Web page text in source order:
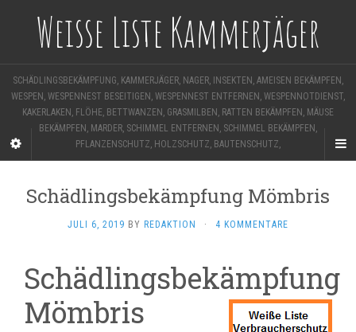
Weisse Liste Kammerjäger
SCHÄDLINGSBEKÄMPFUNG, KAMMERJÄGER, NAGER, INSEKTEN, AMEISEN BEKÄMPFEN,
WESPEN, WESPENNEST BESEITIGEN, WESPENNEST ENTFERNEN, WESPENNOTDIENST,
KAKERLAKEN, FLÖHE, BETTWANZEN, GRASMILBEN, RATTEN BEKÄMPFEN, MÄUSE
BEKÄMPFEN, MARDER, SCHIMMEL ENTFERNEN, SCHIMMEL BEKÄMPFEN,
PFLANZENSCHUTZ, HOLZSCHUTZ, BAUTENSCHUTZ,
Schädlingsbekämpfung Mömbris
JULI 6, 2019 BY REDAKTION · 4 KOMMENTARE
Schädlingsbekämpfung
Mömbris